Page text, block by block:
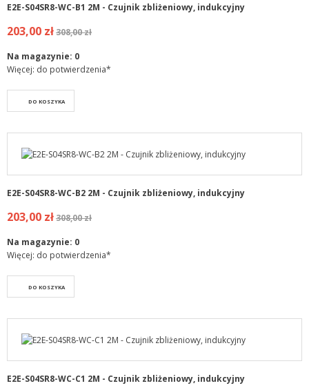
E2E-S04SR8-WC-B1 2M - Czujnik zbliżeniowy, indukcyjny
203,00 zł308,00 zł
Na magazynie: 0
Więcej: do potwierdzenia*
DO KOSZYKA
E2E-S04SR8-WC-B2 2M - Czujnik zbliżeniowy, indukcyjny
203,00 zł308,00 zł
Na magazynie: 0
Więcej: do potwierdzenia*
DO KOSZYKA
E2E-S04SR8-WC-C1 2M - Czujnik zbliżeniowy, indukcyjny